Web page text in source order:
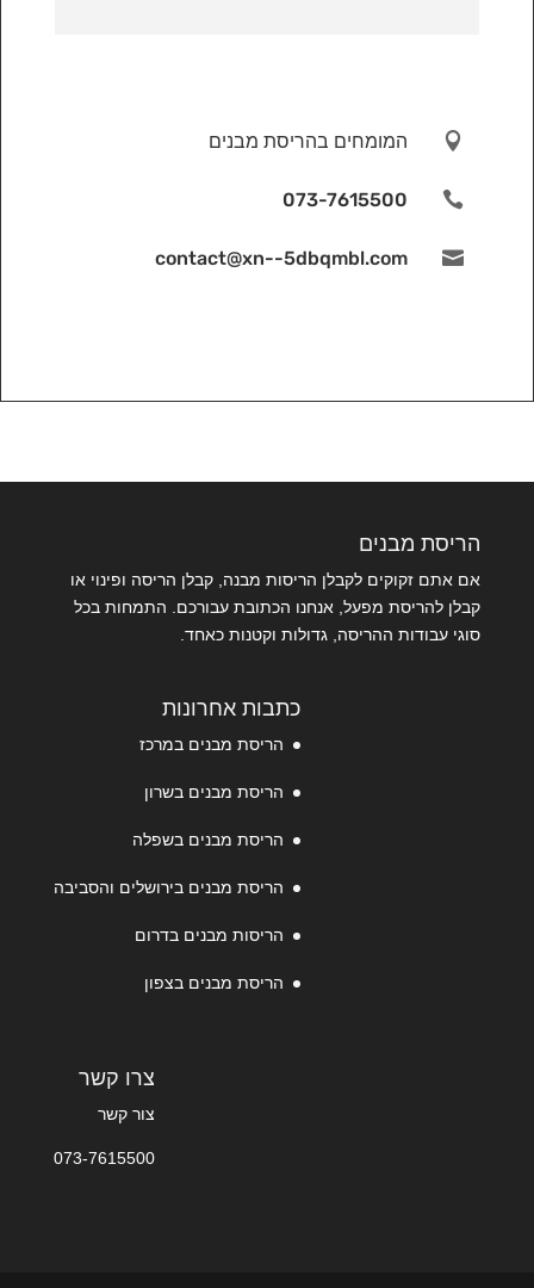
 המומחים בהריסת מבנים

073-7615500

contact@xn--5dbqmbl.com
הריסת מבנים
אם אתם זקוקים לקבלן הריסות מבנה, קבלן הריסה ופינוי או
קבלן להריסת מפעל, אנחנו הכתובת עבורכם. התמחות בכל
סוגי עבודות ההריסה, גדולות וקטנות כאחד.
כתבות אחרונות
הריסת מבנים במרכז
הריסת מבנים בשרון
הריסת מבנים בשפלה
הריסת מבנים בירושלים והסביבה
הריסות מבנים בדרום
הריסת מבנים בצפון
צרו קשר
צור קשר
073-7615500